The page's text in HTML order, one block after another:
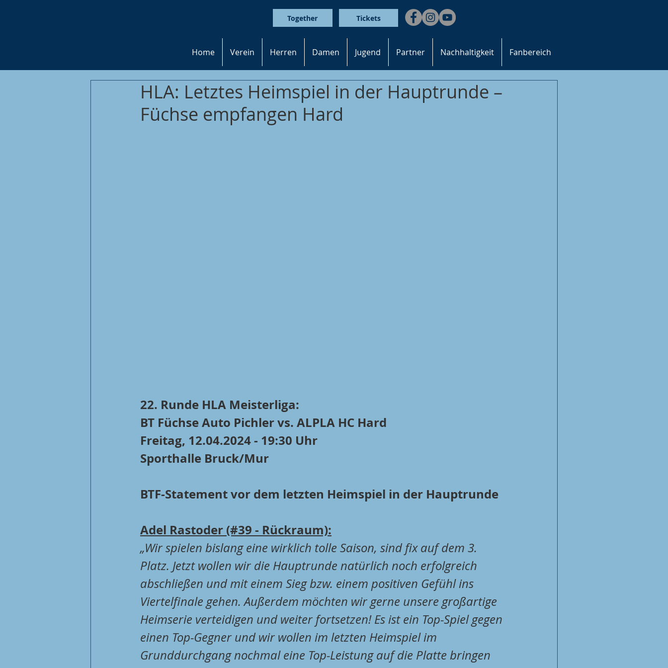
Together Tickets
Home Verein Herren Damen Jugend Partner Nachhaltigkeit Fanbereich
HLA: Letztes Heimspiel in der Hauptrunde –
Füchse empfangen Hard
22. Runde HLA Meisterliga:
BT Füchse Auto Pichler vs. ALPLA HC Hard
Freitag, 12.04.2024 - 19:30 Uhr
Sporthalle Bruck/Mur
BTF-Statement vor dem letzten Heimspiel in der Hauptrunde
Adel Rastoder (#39 - Rückraum):
„Wir spielen bislang eine wirklich tolle Saison, sind fix auf dem 3.
Platz. Jetzt wollen wir die Hauptrunde natürlich noch erfolgreich
abschließen und mit einem Sieg bzw. einem positiven Gefühl ins
Viertelfinale gehen. Außerdem möchten wir gerne unsere großartige
Heimserie verteidigen und weiter fortsetzen! Es ist ein Top-Spiel gegen
einen Top-Gegner und wir wollen im letzten Heimspiel im
Grunddurchgang nochmal eine Top-Leistung auf die Platte bringen